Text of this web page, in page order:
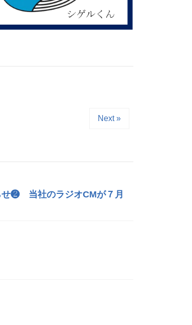
Next »
せ❷ 当社のラジオCMが７月